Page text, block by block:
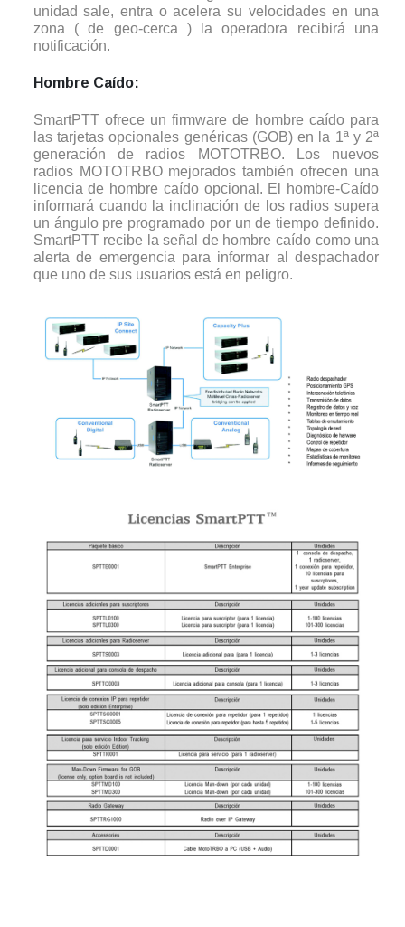
unidad sale, entra o acelera su velocidades en una
zona ( de geo-cerca ) la operadora recibirá una
notificación.
Hombre Caído:
SmartPTT ofrece un firmware de hombre caído para
las tarjetas opcionales genéricas (GOB) en la 1ª y 2ª
generación de radios MOTOTRBO. Los nuevos
radios MOTOTRBO mejorados también ofrecen una
licencia de hombre caído opcional. El hombre-Caído
informará cuando la inclinación de los radios supera
un ángulo pre programado por un de tiempo definido.
SmartPTT recibe la señal de hombre caído como una
alerta de emergencia para informar al despachador
que uno de sus usuarios está en peligro.